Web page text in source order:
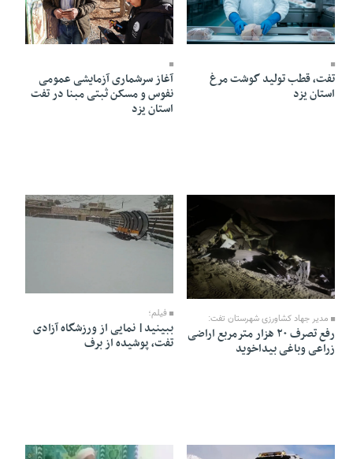
23 Dey 1404 - 20:31
تفت، قطب تولید گوشت مرغ
استان یزد
14 Dey 1404 - 20:46
آغاز سرشماری آزمایشی عمومی
نفوس و مسکن ثبتی مبنا در تفت
استان یزد
07 Dey 1404 - 17:08
مدیر جهاد کشاورزی شهرستان تفت:
رفع تصرف ۲۰ هزار مترمربع اراضی
زراعی وباغی بیداخوید
فیلم؛
ببینید| نمایی از ورزشگاه آزادی
تفت، پوشیده از برف